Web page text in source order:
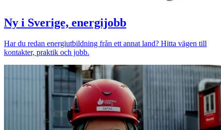
Ny i Sverige, energijobb
Har du redan energiutbildning från ett annat land? Hitta vägen till
kontakter, praktik och jobb.